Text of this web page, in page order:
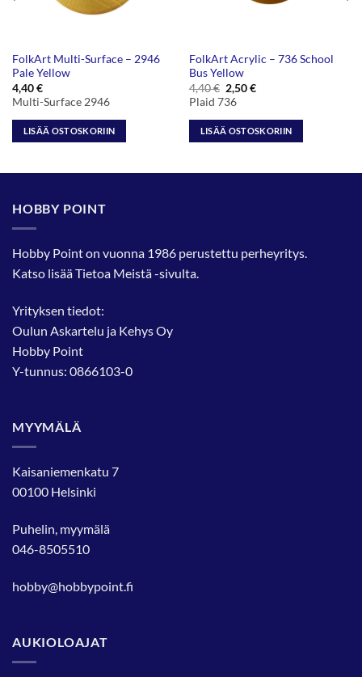
FolkArt Multi-Surface – 2946
Pale Yellow
4,40€
Multi-Surface 2946
LISÄÄ OSTOSKORIIN
FolkArt Acrylic – 736 School
Bus Yellow
4,40€ Alkuperäinen
hinta
oli:
4,40 €.
2,50€Nykyinen
2,50 €.
Plaid 736
LISÄÄ OSTOSKORIIN
HOBBY POINT
Hobby Point on vuonna 1986 perustettu perheyritys.
Katso lisääTietoa Meistä-sivulta.
Yrityksen tiedot:
Oulun Askartelu ja Kehys Oy
Hobby Point
Y-tunnus: 0866103-0
MYYMÄLÄ
Kaisaniemenkatu 7
00100 Helsinki
Puhelin, myymälä
046-8505510
hobby@hobbypoint.fi
AUKIOLOAJAT